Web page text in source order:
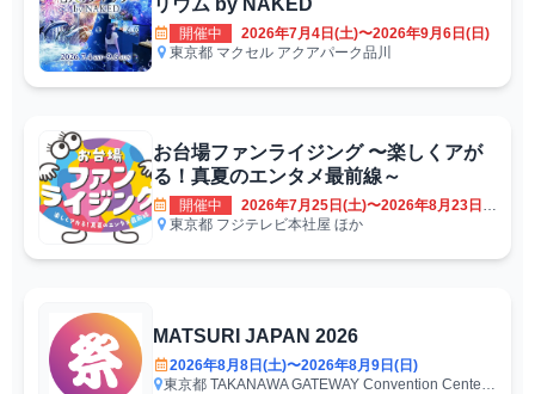
リウム by NAKED
開催中
2026年7月4日(土)〜2026年9月6日(日)
東京都 マクセル アクアパーク品川
お台場ファンライジング 〜楽しくアが
る！真夏のエンタメ最前線～
開催中
2026年7月25日(土)〜2026年8月23日(日)
東京都 フジテレビ本社屋 ほか
MATSURI JAPAN 2026
2026年8月8日(土)〜2026年8月9日(日)
東京都 TAKANAWA GATEWAY Convention Center LINKPILLAR Hall（B2F）